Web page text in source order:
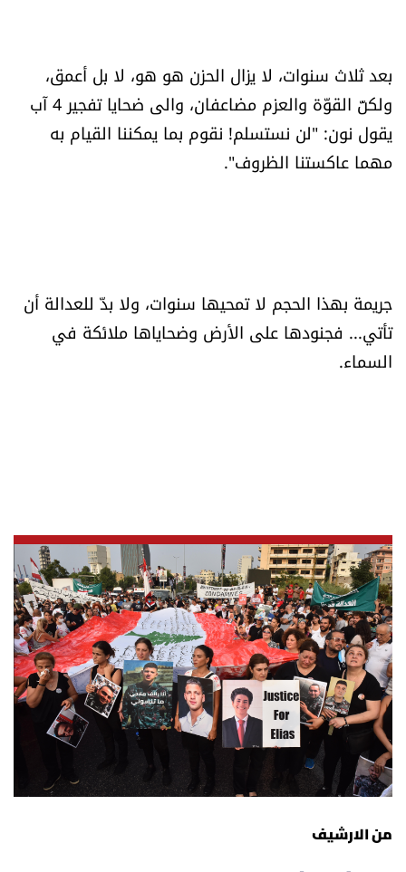
بعد ثلاث سنوات، لا يزال الحزن هو هو، لا بل أعمق،
ولكنّ القوّة والعزم مضاعفان، والى ضحايا تفجير 4 آب
يقول نون: "لن نستسلم! نقوم بما يمكننا القيام به
مهما عاكستنا الظروف".
جريمة بهذا الحجم لا تمحيها سنوات، ولا بدّ للعدالة أن
تأتي... فجنودها على الأرض وضحاياها ملائكة في
السماء.
من الارشيف